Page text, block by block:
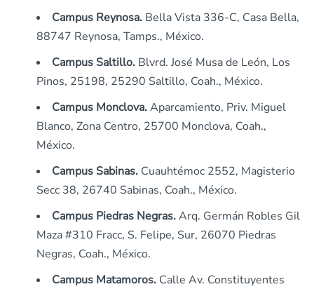
Campus Reynosa. Bella Vista 336-C, Casa Bella,
88747 Reynosa, Tamps., México.
Campus Saltillo. Blvrd. José Musa de León, Los
Pinos, 25198, 25290 Saltillo, Coah., México.
Campus Monclova.Aparcamiento, Priv. Miguel
Blanco, Zona Centro, 25700 Monclova, Coah.,
México.
Campus Sabinas. Cuauhtémoc 2552, Magisterio
Secc 38, 26740 Sabinas, Coah., México.
Campus Piedras Negras.Arq. Germán Robles Gil
Maza #310 Fracc, S. Felipe, Sur, 26070 Piedras
Negras, Coah., México.
Campus Matamoros. Calle Av. Constituyentes